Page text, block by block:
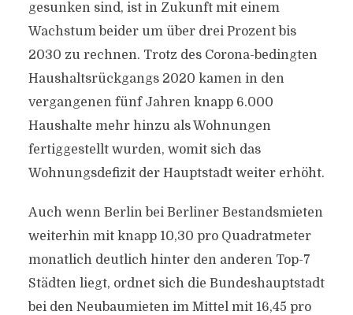
gesunken sind, ist in Zukunft mit einem
Wachstum beider um über drei Prozent bis
2030 zu rechnen. Trotz des Corona-bedingten
Haushaltsrückgangs 2020 kamen in den
vergangenen fünf Jahren knapp 6.000
Haushalte mehr hinzu als Wohnungen
fertiggestellt wurden, womit sich das
Wohnungsdefizit der Hauptstadt weiter erhöht.
Auch wenn Berlin bei Berliner Bestandsmieten
weiterhin mit knapp 10,30 pro Quadratmeter
monatlich deutlich hinter den anderen Top-7
Städten liegt, ordnet sich die Bundeshauptstadt
bei den Neubaumieten im Mittel mit 16,45 pro